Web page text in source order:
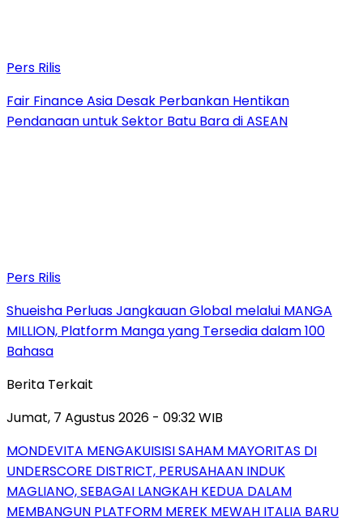
Pers Rilis
Fair Finance Asia Desak Perbankan Hentikan
Pendanaan untuk Sektor Batu Bara di ASEAN
Pers Rilis
Shueisha Perluas Jangkauan Global melalui MANGA
MILLION, Platform Manga yang Tersedia dalam 100
Bahasa
Berita Terkait
Jumat, 7 Agustus 2026 - 09:32 WIB
MONDEVITA MENGAKUISISI SAHAM MAYORITAS DI
UNDERSCORE DISTRICT, PERUSAHAAN INDUK
MAGLIANO, SEBAGAI LANGKAH KEDUA DALAM
MEMBANGUN PLATFORM MEREK MEWAH ITALIA BARU